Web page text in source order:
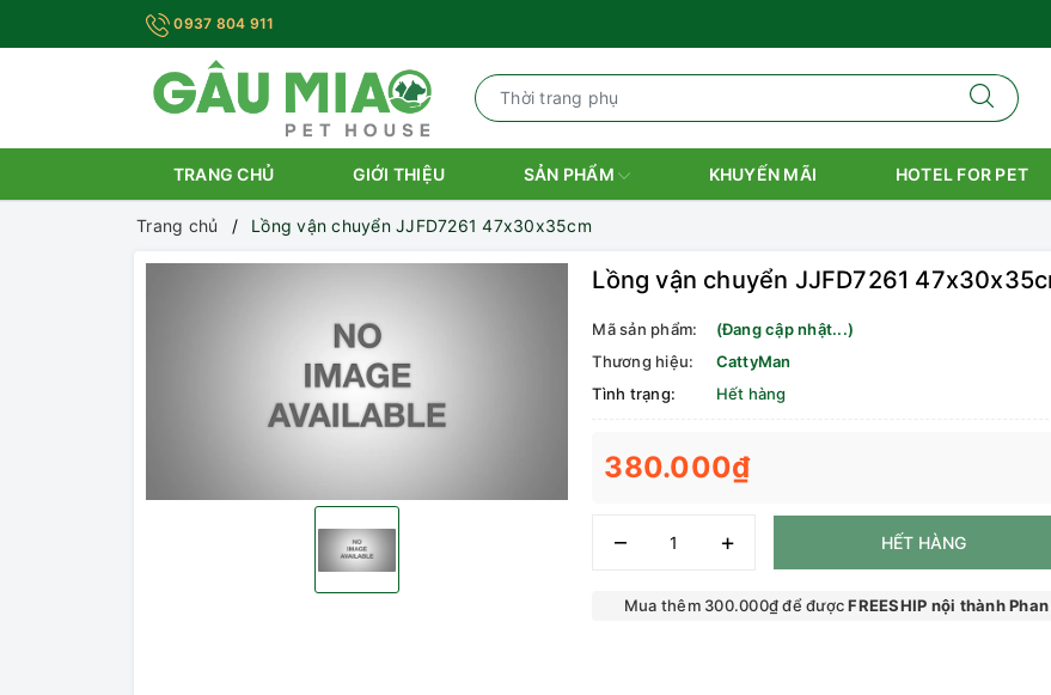
0937 804 911
TRANG CHỦ GIỚI THIỆU SẢN PHẨM KHUYẾN MÃI HOTEL FOR PET
Trang chủ Lồng vận chuyển JJFD7261 47x30x35cm
Lồng vận chuyển JJFD7261
Mã sản phẩm:
(Đang cập nhật...)
Thương hiệu:
CattyMan
Tình trạng:
Hết hàng
380.000₫
– + HẾT HÀNG
Mua thêm 300.000₫ để đượcFREESHIP nội thành